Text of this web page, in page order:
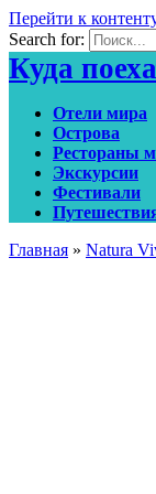
Перейти к
Search for:
Куда
Отели мира
Острова
Рестораны
Экскурсии
Фестивали
Главная » Natura